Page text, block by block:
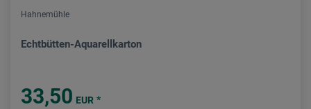
Hahnemühle
Echtbütten-Aquarellkarton
33,50 EUR *